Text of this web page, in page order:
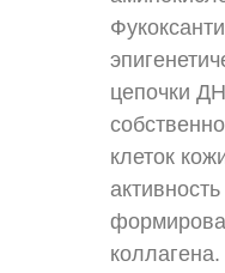
цепочки
клеток
коллагена.